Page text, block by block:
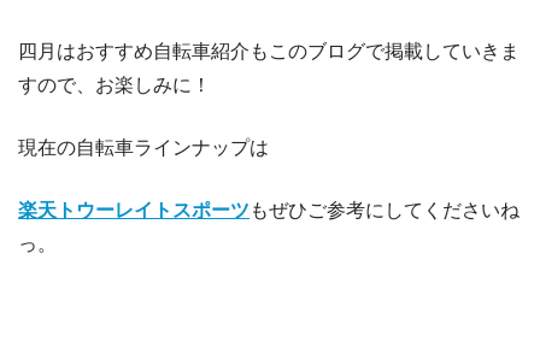
四月はおすすめ自転車紹介もこのブログで掲載していきま
すので、お楽しみに！
現在の自転車ラインナップは
楽天トウーレイトスポーツ もぜひご参考にしてくださいね
っ。